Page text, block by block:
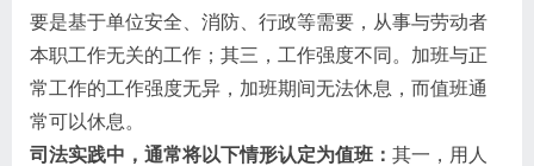
要是基于单位安全、消防、行政等需要，从事与劳动者
本职工作无关的工作；其三，工作强度不同。加班与正
常工作的工作强度无异，加班期间无法休息，而值班通
常可以休息。
司法实践中，通常将以下情形认定为值班： 其一，用人